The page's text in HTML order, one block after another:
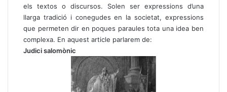
els textos o discursos. Solen ser expressions d’una
llarga tradició i conegudes en la societat, expressions
que permeten dir en poques paraules tota una idea ben
complexa. En aquest article parlarem de:
Judici salomònic